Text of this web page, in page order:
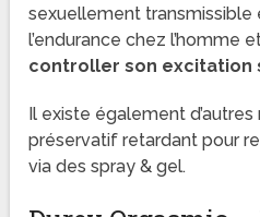
sexuellement transmissible
l’endurance chez l’homme
controller son excitation
Il existe également
préservatif retardant pour
via des spray & gel.